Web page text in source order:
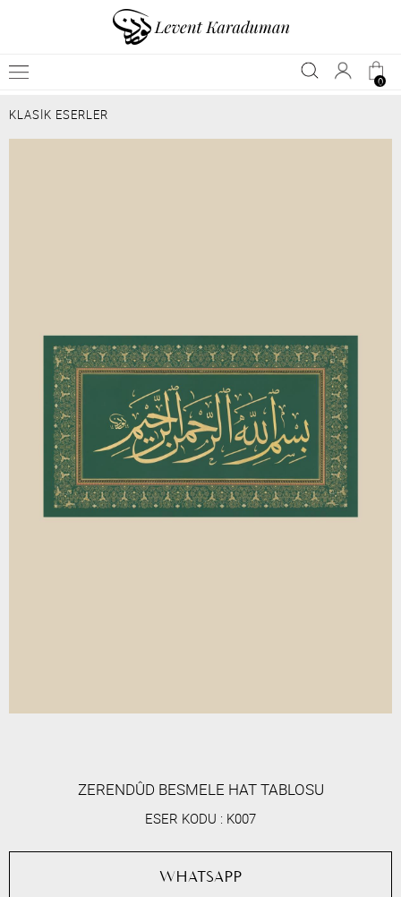
0
KLASİK ESERLER
ZERENDÛD BESMELE HAT TABLOSU
ESER KODU : K007
WHATSAPP